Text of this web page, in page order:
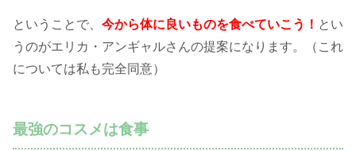
ということで、 今から体に良いものを食べていこう！ とい
うのがエリカ・アンギャルさんの提案になります。（これ
については私も完全同意）
最強のコスメは食事